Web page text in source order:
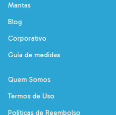
Mantas
Blog
Corporativo
Guia de medidas
Quem Somos
Termos de Uso
Políticas de Reembolso